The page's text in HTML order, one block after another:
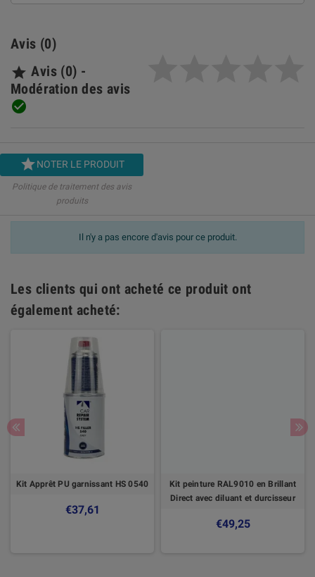
Avis (0)
 Avis (0) -
Modération des avis

NOTER LE PRODUIT
Politique de traitement des avis
produits
Il n'y a pas encore d'avis pour ce produit.
Les clients qui ont acheté ce produit ont
également acheté:
Kit Apprêt PU garnissant HS 0540
€37,61
Kit peinture RAL9010 en Brillant
Direct avec diluant et durcisseur
€49,25